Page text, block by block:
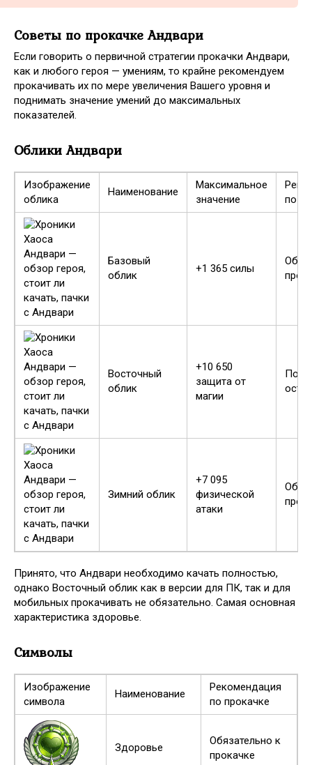
Советы по прокачке Андвари
Если говорить о первичной стратегии прокачки Андвари,
как и любого героя — умениям, то крайне рекомендуем
прокачивать их по мере увеличения Вашего уровня и
поднимать значение умений до максимальных
показателей.
Облики Андвари
Изображение
облика
Наименование
Максимальное
значение
по
Базовый
облик
+1 365 силы
Восточный
облик
+10 650
защита от
магии
Зимний облик
+7 095
физической
атаки
Принято, что Андвари необходимо качать полностью,
однако Восточный облик как в версии для ПК, так и для
мобильных прокачивать не обязательно. Самая основная
характеристика здоровье.
Символы
Изображение
символа
Наименование
Рекомендация
по прокачке
Здоровье
Обязательно к
прокачке